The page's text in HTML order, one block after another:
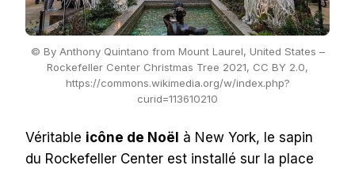
© By Anthony Quintano from Mount Laurel, United States –
Rockefeller Center Christmas Tree 2021, CC BY 2.0,
https://commons.wikimedia.org/w/index.php?
curid=113610210
Véritable icône de Noël à New York, le sapin
du Rockefeller Center est installé sur la place